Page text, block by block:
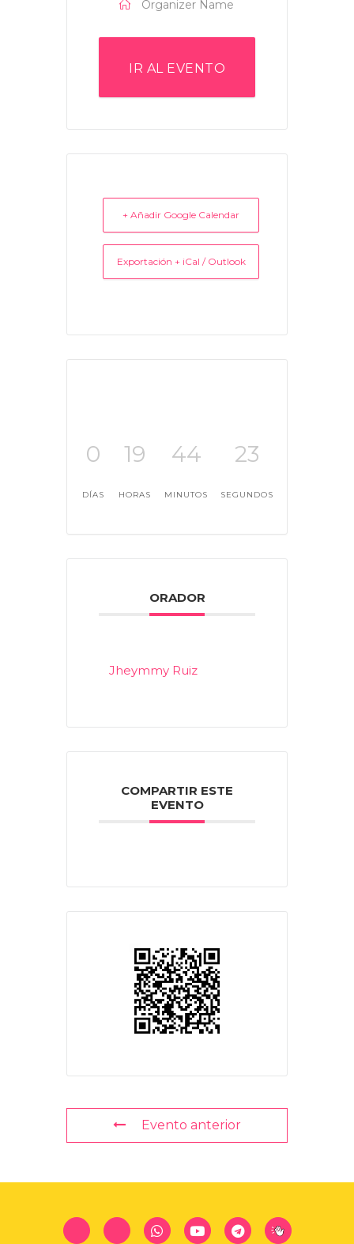
Organizer Name
IR AL EVENTO
+ Añadir Google Calendar
Exportación + iCal / Outlook
0
DÍAS
19
HORAS
44
MINUTOS
22
SEGUNDOS
ORADOR
Jheymmy Ruiz
COMPARTIR ESTE
EVENTO
Evento anterior